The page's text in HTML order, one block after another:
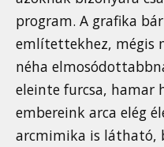
program. A grafika
említettekhez, mégis
néha
eleinte furcsa, hamar
embereink arca elég
arcmimika is látható,